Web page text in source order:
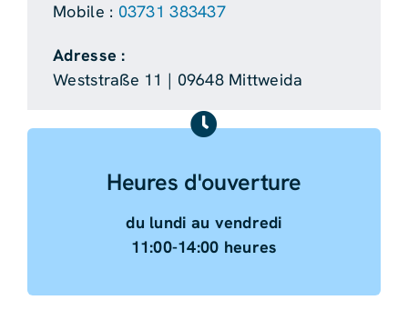
Heures d'ouverture
du lundi au vendredi
11:00-14:00 heures
Mobile : 03731 383437
Adresse :
Weststraße 11 | 09648 Mittweida